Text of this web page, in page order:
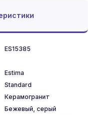
ES15385
Estima
Standard
Керамогранит
Бежевый, серый